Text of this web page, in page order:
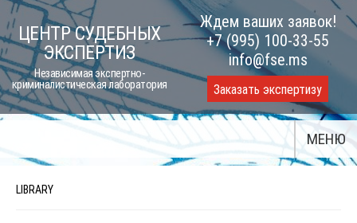
Skip
to
content
ЦЕНТР СУДЕБНЫХ
ЭКСПЕРТИЗ
Независимая экспертно-
криминалистическая лаборатория
Ждем ваших заявок!
+7 (995) 100-33-55
info@fse.ms
Заказать экспертизу
МЕНЮ
LIBRARY